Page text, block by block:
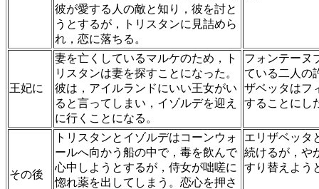
彼が愛する人の敵と知り，彼を討と
うとするが，トリスタンに見詰めら
れ，恋に落ちる。
王妃に
妻を亡くしているマルケのため，ト
リスタンは妻を探すことになった。
彼は，アイルランドにいい王女がい
ると言ってしまい，イゾルデを迎え
に行くことになる。
フォンテーヌ
ている二人の
ザベッタはフ
することにし
その後
トリスタンとイゾルデはコーンウォ
ールへ向かう船の中で，毒を飲んで
心中しようとするが，侍女が咄嗟に
惚れ薬を出してしまう。恋心を押さ
エリザベッタ
続けるが，や
すり替えよう